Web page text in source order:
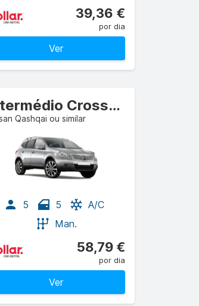
39,36 €
por dia
Ver
Intermédio Crossover
Qashqai ou similar
5 5
A/C
Man.
58,79 €
por dia
Ver